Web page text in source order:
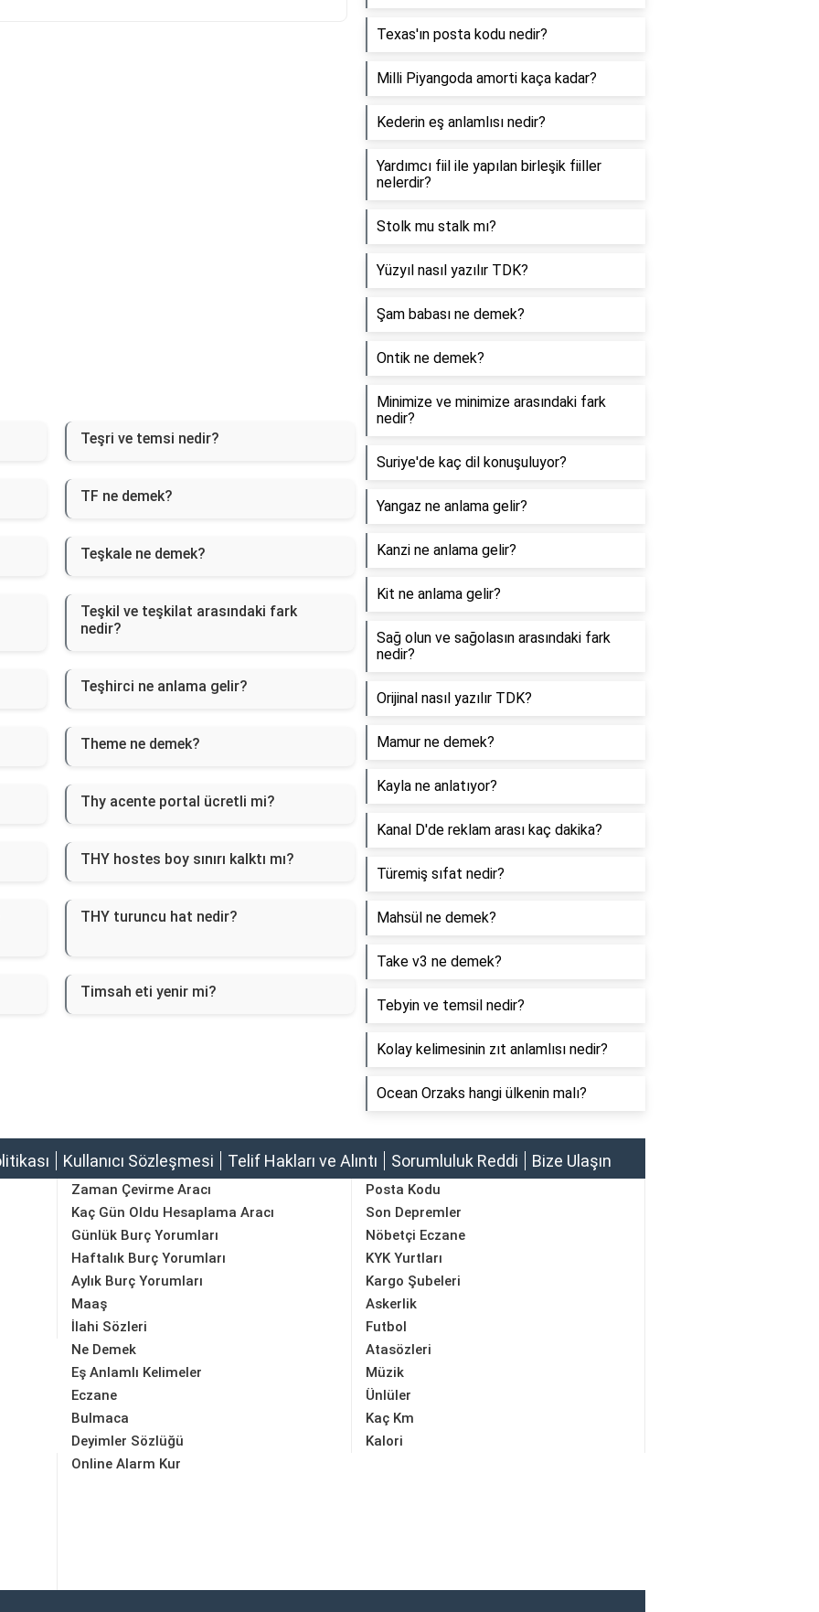
Teşri ve temsi nedir?
TF ne demek?
Teşkale ne demek?
Teşkil ve teşkilat arasındaki fark
nedir?
Teşhirci ne anlama gelir?
Theme ne demek?
Thy acente portal ücretli mi?
THY hostes boy sınırı kalktı mı?
THY turuncu hat nedir?
Timsah eti yenir mi?
Texas'ın posta kodu nedir?
Milli Piyangoda amorti kaça kadar?
Kederin eş anlamlısı nedir?
Yardımcı fiil ile yapılan birleşik fiiller
nelerdir?
Stolk mu stalk mı?
Yüzyıl nasıl yazılır TDK?
Şam babası ne demek?
Ontik ne demek?
Minimize ve minimize arasındaki fark
nedir?
Suriye'de kaç dil konuşuluyor?
Yangaz ne anlama gelir?
Kanzi ne anlama gelir?
Kit ne anlama gelir?
Sağ olun ve sağolasın arasındaki fark
nedir?
Orijinal nasıl yazılır TDK?
Mamur ne demek?
Kayla ne anlatıyor?
Kanal D'de reklam arası kaç dakika?
Türemiş sıfat nedir?
Mahsül ne demek?
Take v3 ne demek?
Tebyin ve temsil nedir?
Kolay kelimesinin zıt anlamlısı nedir?
Ocean Orzaks hangi ülkenin malı?
Kullanıcı Sözleşmesi Telif Hakları ve Alıntı Sorumluluk Reddi Bize Ulaşın
Zaman Çevirme Aracı
Kaç Gün Oldu Hesaplama Aracı
Günlük Burç Yorumları
Haftalık Burç Yorumları
Aylık Burç Yorumları
Maaş
Posta Kodu
Son Depremler
Nöbetçi Eczane
KYK Yurtları
Kargo Şubeleri
Askerlik
İlahi Sözleri
Ne Demek
Eş Anlamlı Kelimeler
Eczane
Bulmaca
Deyimler Sözlüğü
Futbol
Atasözleri
Müzik
Ünlüler
Kaç Km
Kalori
Online Alarm Kur